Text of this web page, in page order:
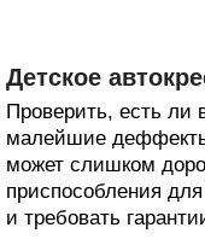
Детское
Проверить, есть ли
малейшие
может слишком
приспособления
и требовать